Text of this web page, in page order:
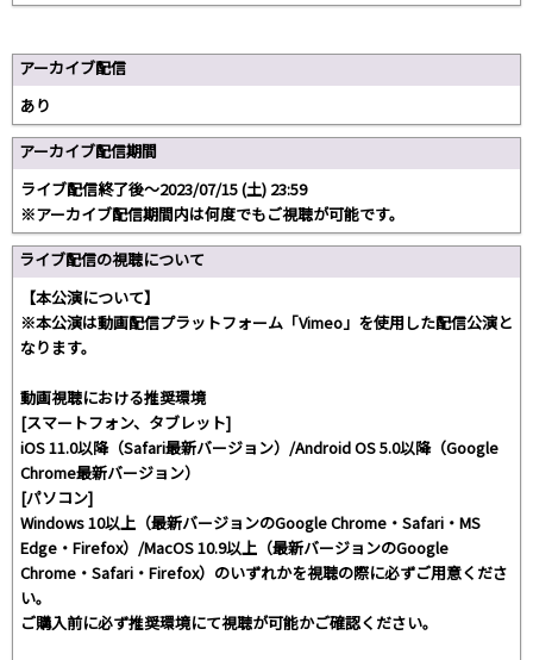
アーカイブ配信
あり
アーカイブ配信期間
ライブ配信終了後～2023/07/15 (土) 23:59
※アーカイブ配信期間内は何度でもご視聴が可能です。
ライブ配信の視聴について
【本公演について】
※本公演は動画配信プラットフォーム「Vimeo」を使用した配信公演と
なります。
動画視聴における推奨環境
[スマートフォン、タブレット]
iOS 11.0以降（Safari最新バージョン）/Android OS 5.0以降（Google
Chrome最新バージョン）
[パソコン]
Windows 10以上（最新バージョンのGoogle Chrome・Safari・MS
Edge・Firefox）/MacOS 10.9以上（最新バージョンのGoogle
Chrome・Safari・Firefox）のいずれかを視聴の際に必ずご用意くださ
い。
ご購入前に必ず推奨環境にて視聴が可能かご確認ください。